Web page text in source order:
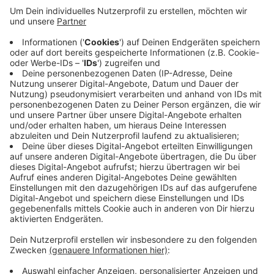
Anzeige
Viele davon drehen sich um´s Fahrrad. Die Wünsche
reichen hier von Leihrädern über zusätzliche
Fahrradständer bis hin zu einer Reparatur-Station.
Weitere Schwerpunkte: Mehr Grün in der Innenstadt
und mehr Kulturveranstaltungen insbesondere auf dem
Marktplatz. Die Stadt sortiert die Vorschläge
zunächst und überprüft dann, was sich umsetzen lässt.
Anzeige